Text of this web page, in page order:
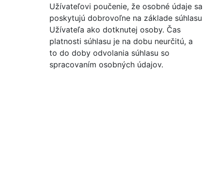
Užívateľovi poučenie, že osobné údaje sa
poskytujú dobrovoľne na základe súhlasu
Užívateľa ako dotknutej osoby. Čas
platnosti súhlasu je na dobu neurčitú, a
to do doby odvolania súhlasu so
spracovaním osobných údajov.